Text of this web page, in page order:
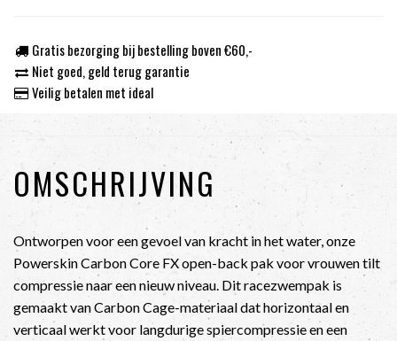
Gratis bezorging bij bestelling boven €60,-
Niet goed, geld terug garantie
Veilig betalen met ideal
OMSCHRIJVING
Ontworpen voor een gevoel van kracht in het water, onze
Powerskin Carbon Core FX open-back pak voor vrouwen tilt
compressie naar een nieuw niveau. Dit racezwempak is
gemaakt van Carbon Cage-materiaal dat horizontaal en
verticaal werkt voor langdurige spiercompressie en een